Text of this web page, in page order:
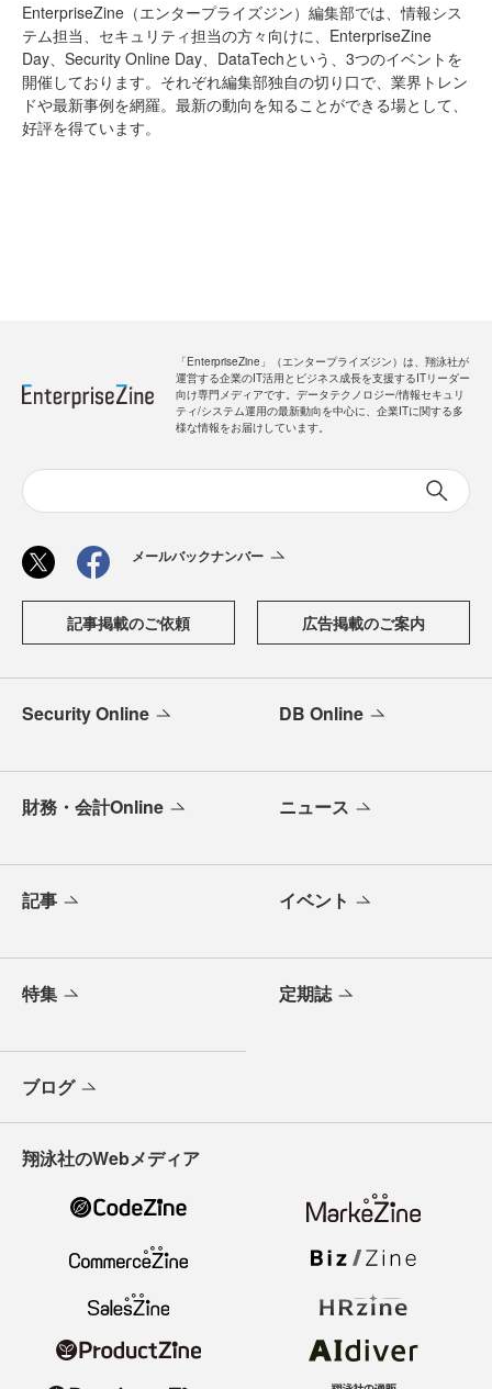
EnterpriseZine（エンタープライズジン）編集部では、情報シス
テム担当、セキュリティ担当の方々向けに、EnterpriseZine
Day、Security Online Day、DataTechという、3つのイベントを
開催しております。それぞれ編集部独自の切り口で、業界トレン
ドや最新事例を網羅。最新の動向を知ることができる場として、
好評を得ています。
「EnterpriseZine」（エンタープライズジン）は、翔泳社が
運営する企業のIT活用とビジネス成長を支援するITリーダー
向け専門メディアです。データテクノロジー/情報セキュリ
ティ/システム運用の最新動向を中心に、企業ITに関する多
様な情報をお届けしています。
メールバックナンバー
記事掲載のご依頼 広告掲載のご案内
Security Online DB Online
財務・会計Online ニュース
記事 イベント
特集 定期誌
ブログ
翔泳社のWebメディア